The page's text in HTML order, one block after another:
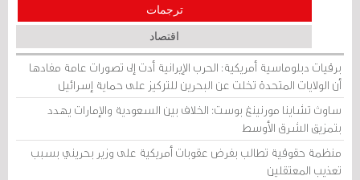
ترجمات
اقتصاد
برقيات دبلوماسية أمريكية: الحرب الإيرانية أدت إلى تصورات عامة مفادها
أن الولايات المتحدة تخلت عن البحرين للتركيز على حماية إسرائيل
ساوث تشاينا مورنينغ بوست: الخلاف بين السعودية والإمارات يهدد
بتمزيق الشرق الأوسط
منظمة حقوقية تطالب بفرض عقوبات أمريكية على وزير بحريني بسبب
تعذيب المعتقلين